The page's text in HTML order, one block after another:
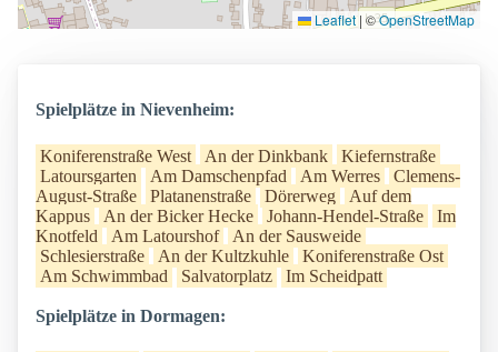
Leaflet | ©OpenStreetMap
Spielplätze in Nievenheim:
Koniferenstraße West An der Dinkbank
Kiefernstraße
Latoursgarten
Am Damschenpfad Am Werres
Clemens-
August-Straße
Platanenstraße Dörerweg
Auf dem
Kappus
An der Bicker Hecke Johann-Hendel-Straße
Im
Knotfeld
Am Latourshof
An der Sausweide
Schlesierstraße
An der Kultzkuhle
Koniferenstraße Ost
Am Schwimmbad
Salvatorplatz Im Scheidpatt
Spielplätze in Dormagen: